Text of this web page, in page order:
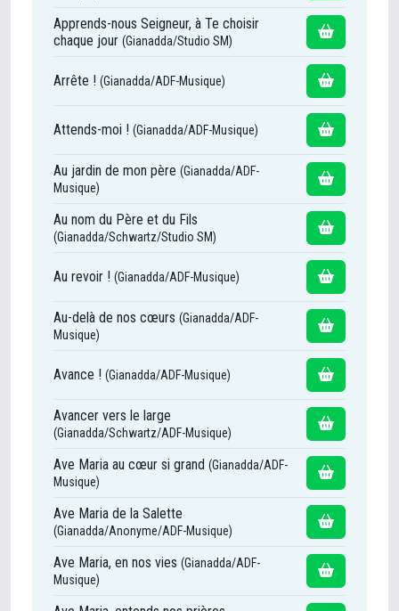
Apprends-nous Seigneur, à Te choisir
chaque jour (Gianadda/Studio SM)
Arrête ! (Gianadda/ADF-Musique)
Attends-moi ! (Gianadda/ADF-Musique)
Au jardin de mon père (Gianadda/ADF-
Musique)
Au nom du Père et du Fils
(Gianadda/Schwartz/Studio SM)
Au revoir ! (Gianadda/ADF-Musique)
Au-delà de nos cœurs (Gianadda/ADF-
Musique)
Avance ! (Gianadda/ADF-Musique)
Avancer vers le large
(Gianadda/Schwartz/ADF-Musique)
Ave Maria au cœur si grand (Gianadda/ADF-
Musique)
Ave Maria de la Salette
(Gianadda/Anonyme/ADF-Musique)
Ave Maria, en nos vies (Gianadda/ADF-
Musique)